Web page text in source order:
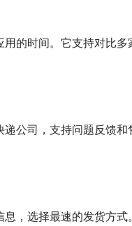
，选择最速的发货方式。